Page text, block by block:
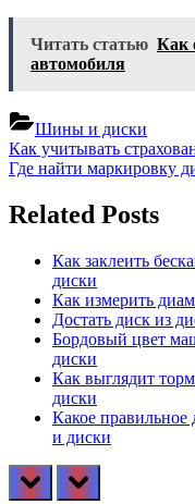
Читать статью Как
автомобиля
Шины и диски
Навигация
по
записям
Previous
Post:
Как учитывать
Next
Где найти маркировку
Related Posts
Как заклеить
диски
Как измерить
Достать диск из
Бордовый цвет
диски
Как выглядит
диски
Какое
и диски
prev next